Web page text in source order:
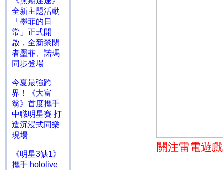
全新主題活動
「墨菲的日
常」正式開
啟，全新禁閉
者墨菲、諾瑪
同步登場
今夏最強跨
界！《大富
翁》首度攜手
中職明星賽 打
造沉浸式同樂
現場
《明星3缺1》
攜手 hololive
關注雷電遊